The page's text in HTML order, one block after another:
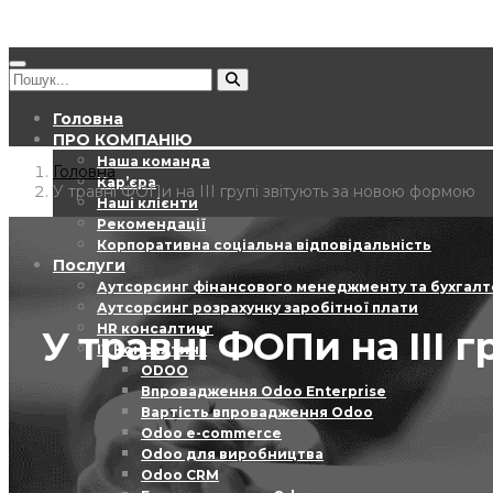
Головна
ПРО КОМПАНІЮ
Наша команда
Кар’єра
Наші клієнти
Рекомендації
Корпоративна соціальна відповідальність
Послуги
Аутсорсинг фінансового менеджменту та
Аутсорсинг розрахунку заробітної плати
HR консалтинг
ІТ Консалтинг
ODOO
Впровадження Odoo Enterprise
Вартість впровадження Odoo
Odoo e-commerce
Odoo для виробництва
Odoo CRM
Головна
У травні ФОПи на ІІІ групі звітують за новою формою
У травні ФОПи на ІІІ